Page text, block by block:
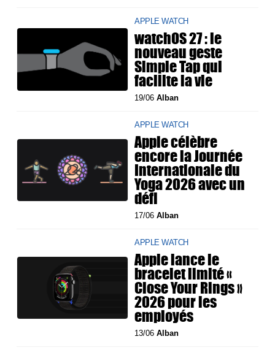
APPLE WATCH
watchOS 27 : le
nouveau geste
Simple Tap qui
facilite la vie
19/06Alban
APPLE WATCH
Apple célèbre
encore la Journée
Internationale du
Yoga 2026 avec un
défi
17/06Alban
APPLE WATCH
Apple lance le
bracelet limité «
Close Your Rings »
2026 pour les
employés
13/06Alban